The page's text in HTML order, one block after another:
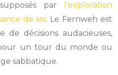
par
l’exploration
de soi. Le Fernweh est
de décisions audacieuses,
un tour du monde ou
sabbatique.